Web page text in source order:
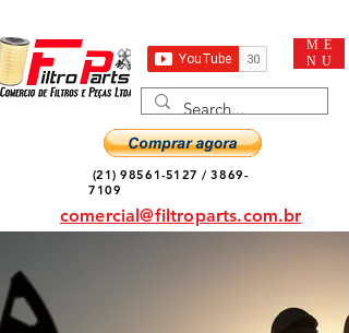
ME
NU
(21) 98561-5127 /3869-
7109
comercial@filtroparts.com.br